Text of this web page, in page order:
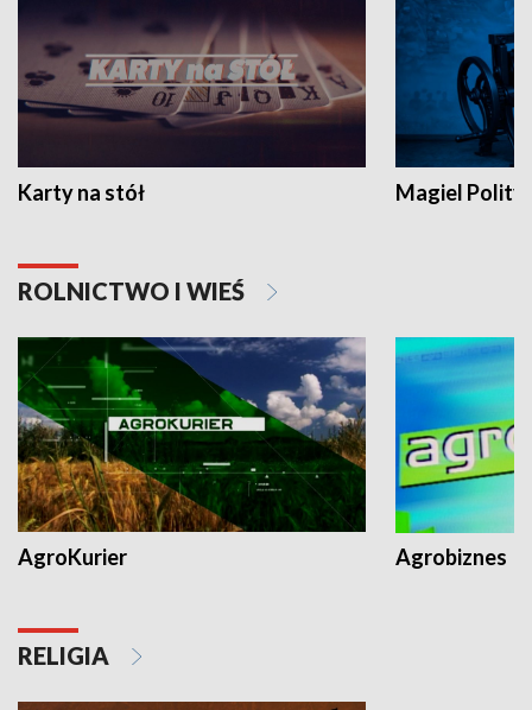
Karty na stół Magiel
ROLNICTWO I WIEŚ
AgroKurier Agrobiznes
RELIGIA